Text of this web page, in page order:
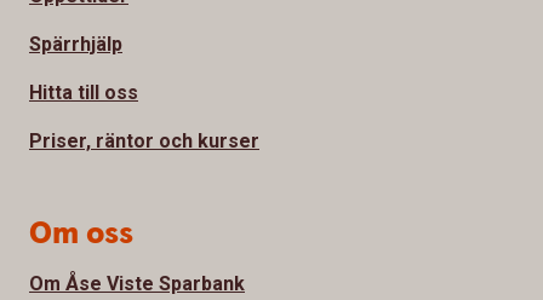
Spärrhjälp
Hitta till oss
Priser, räntor och kurser
Om oss
Om Åse Viste Sparbank